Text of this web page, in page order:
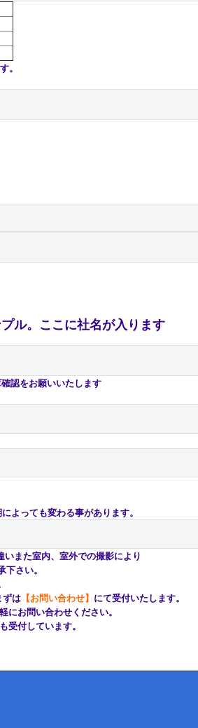
。
認をお願いいたします
っても変わる事があります。
いまた室内、室外での撮影により
さい。
は 【お問い合わせ】 にて受付いたします。
軽にお問い合わせください。
付しています。